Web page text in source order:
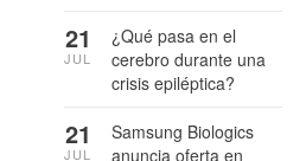
¿Qué pasa en el
cerebro durante una
crisis epiléptica?
21
JUL
Samsung Biologics
anuncia oferta en
21
JUL